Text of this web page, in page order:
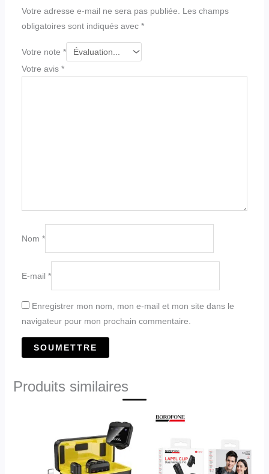
Votre adresse e-mail ne sera pas publiée.
Les champs
obligatoires sont indiqués avec *
Votre note *
Votre avis *
Nom *
E-mail *
Enregistrer mon nom, mon e-mail et mon site dans le
navigateur pour mon prochain commentaire.
Produits similaires